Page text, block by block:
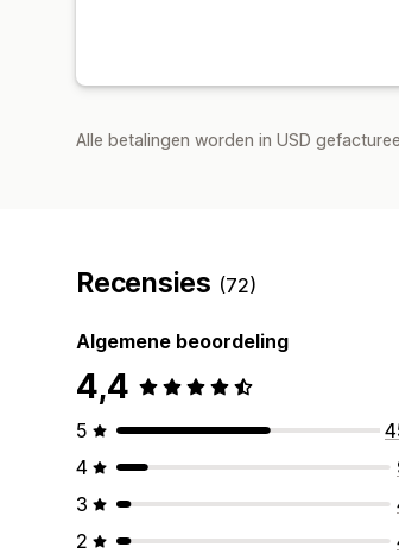
Alle betalingen worden in USD
Recensies (72)
Algemene beoordeling
4,4
5
4
3
2